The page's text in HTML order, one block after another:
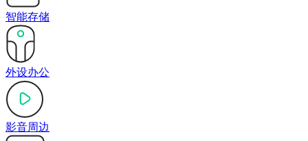
智能存储
外设办公
影音周边